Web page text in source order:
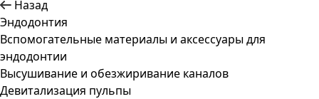
Назад
Эндодонтия
Вспомогательные материалы и аксессуары для
эндодонтии
Высушивание и обезжиривание каналов
Девитализация пульпы